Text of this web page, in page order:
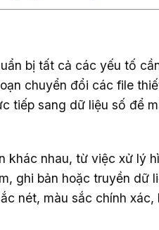
bị tất cả các yếu tố
chuyển đổi các file
tiếp sang dữ liệu số để
khác nhau, từ việc xử lý
ghi bản hoặc truyền dữ
nét, màu sắc chính